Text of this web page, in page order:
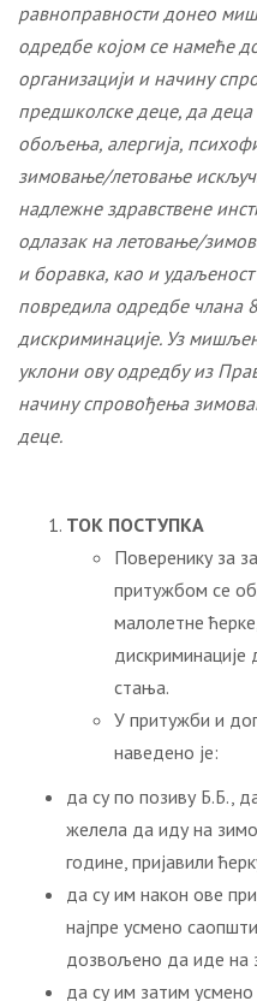
равноправности донео
одредбе којом се намеће
организацији и начину
предшколске деце, да
обољења, алергија,
зимовање/летовање
надлежне здравствене
одлазак на летовање/
и боравка, као и
повредила одредбе члана
дискриминације. Уз
уклони ову одредбу из
начину спровођења
деце.
ТОК ПОСТУПКА
Поверенику за
притужбом се
малолетне
дискриминације
стања.
У притужби и
наведено је:
да су по позиву Б.Б.,
желела да иду на
године, пријавили
да су им након ове
најпре усмено
дозвољено да иде на
да су им затим